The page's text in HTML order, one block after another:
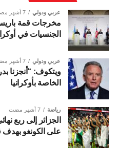
عربي ودولي 7 أشهر مضت
مخرجات قمة
الجنسيات في
عربي ودولي 7 أشهر مضت
ويتكوف: “أنجزنا
الخاصة بأوكرانيا
رياضة 7 أشهر مضت
الجزائر إلى ربع
على الكونغو بهدف